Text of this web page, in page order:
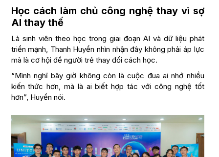
Học cách làm chủ công nghệ thay vì sợ
AI thay thế
Là sinh viên theo học trong giai đoạn AI và dữ liệu phát
triển mạnh, Thanh Huyền nhìn nhận đây không phải áp lực
mà là cơ hội để người trẻ thay đổi cách học.
“Mình nghĩ bây giờ không còn là cuộc đua ai nhớ nhiều
kiến thức hơn, mà là ai biết hợp tác với công nghệ tốt
hơn”, Huyền nói.